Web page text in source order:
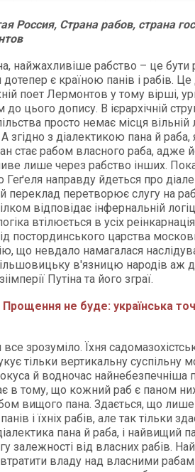
Россия, Страна рабов, страна
найжахливіше рабство – це бути
дотепер є країною панів і рабів.
поет Лермонтов у тому вір­ші,
до цього допису. В ієрархічній
просто немає місця вільній
згідно з діалектикою пана й раба,
стає рабом власного раба, адже
лише через рабство інших.
Геґеля направду йдеться про
переклад перетворює слугу на
відповідає інфернальній
втілюється в усіх
постординського царства
що невдало намагалася
більшовицьку в'язницю народів аж
Путіна та його зграї.
Прощення не буде: українська
зрозуміло. Їхня
тільки вертикальну суспільну
й водночас найнебезпечніша
в тому, що кожний раб є паном
вищого пана. Здається, що
і їхніх рабів, але так тільки
пана й раба, і найвищий
залежності від власних рабів.
владу над власними